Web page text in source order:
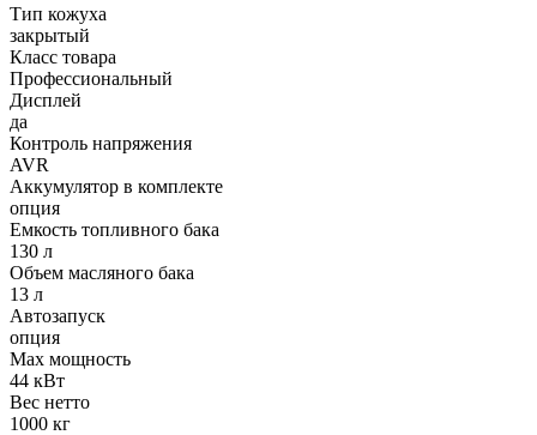
Тип кожуха
закрытый
Класс товара
Профессиональный
Дисплей
да
Контроль напряжения
AVR
Аккумулятор в комплекте
опция
Емкость топливного бака
130 л
Объем масляного бака
13 л
Автозапуск
опция
Max мощность
44 кВт
Вес нетто
1000 кг